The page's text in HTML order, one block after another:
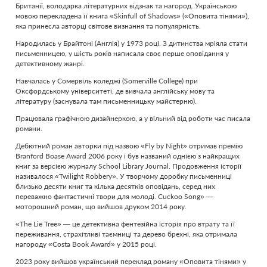
Британії, володарка літературних відзнак та нагород. Українською
мовою перекладена її книга «Skinfull of Shadows» («Оповита тінями»),
яка принесла авторці світове визнання та популярність.
Народилась у Брайтоні (Англія) у 1973 році. З дитинства мріяла стати
письменницею, у шість років написала своє перше оповідання у
детективному жанрі.
Навчалась у Сомервіль коледжі (Somerville College) при
Оксфордському університеті, де вивчала англійську мову та
літературу (заснувала там письменницьку майстерню).
Працювала графічною дизайнеркою, а у вільний від роботи час писала
романи.
Дебютний роман авторки під назвою «Fly by Night» отримав премію
Branford Boase Award 2006 року і був названий однією з найкращих
книг за версією журналу School Library Journal. Продовження історії
називалося «Twilight Robbery». У творчому доробку письменниці
близько десяти книг та кілька десятків оповідань, серед них
переважно фантастичні твори для молоді. Cuckoo Song» —
моторошний роман, що вийшов друком 2014 року.
«The Lie Tree» — це детективна фентезійна історія про втрату та її
переживання, страхітливі таємниці та дерево брехні, яка отримала
нагороду «Costa Book Award» у 2015 році.
2023 року вийшов український переклад роману «Оповита тінями» у